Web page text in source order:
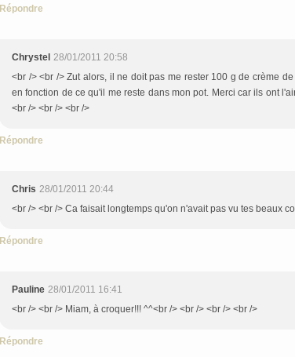
Répondre
Chrystel 28/01/2011 20:58
<br /> <br /> Zut alors, il ne doit pas me rester 100 g de crème
en fonction de ce qu'il me reste dans mon pot. Merci car ils ont
<br /> <br /> <br />
Répondre
Chris 28/01/2011 20:44
<br /> <br /> Ca faisait longtemps qu'on n'avait pas vu tes beaux
Répondre
Pauline 28/01/2011 16:41
<br /> <br /> Miam, à croquer!!! ^^<br /> <br /> <br /> <br />
Répondre